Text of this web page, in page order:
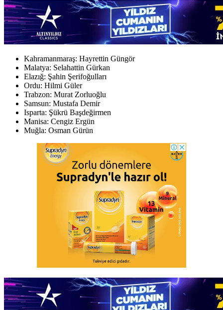
Kahramanmaraş: Hayrettin Güngör
Malatya: Selahattin Gürkan
Elazığ: Şahin Şerifoğulları
Ordu: Hilmi Güler
Trabzon: Murat Zorluoğlu
Samsun: Mustafa Demir
Isparta: Şükrü Başdeğirmen
Manisa: Cengiz Ergün
Muğla: Osman Gürün